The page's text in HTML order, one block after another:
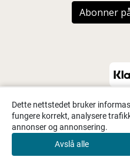
Dette nettstedet bruker
fungere korrekt, analysere
annonser og annonsering.
Avslå alle
Abonner